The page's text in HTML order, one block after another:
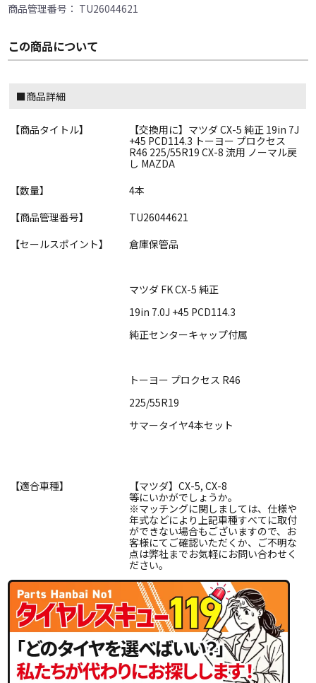
商品管理番号： TU26044621
この商品について
■商品詳細
【商品タイトル】
【交換用に】マツダ CX-5 純正 19in 7J
+45 PCD114.3 トーヨー プロクセス
R46 225/55R19 CX-8 流用 ノーマル戻
し MAZDA
【数量】
4本
【商品管理番号】
TU26044621
【セールスポイント】
倉庫保管品
マツダ FK CX-5 純正
19in 7.0J +45 PCD114.3
純正センターキャップ付属
トーヨー プロクセス R46
225/55R19
サマータイヤ4本セット
【適合車種】
【マツダ】CX-5, CX-8
等にいかがでしょうか。
※マッチングに関しましては、仕様や
年式などにより上記車種すべてに取付
ができない場合もございますので、お
客様にてご確認いただくか、ご不明な
点は弊社までお気軽にお問い合わせく
ださい。